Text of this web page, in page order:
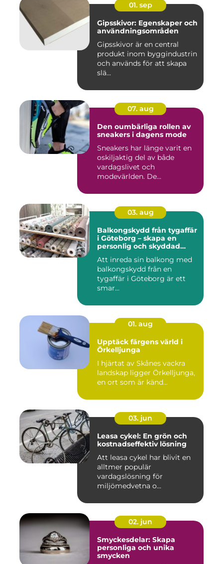
01. sep
Gipsskivor: Egenskaper och
användningsområden
Gipsskivor är en central
produkt inom byggindustrin
och används för att skapa
slä...
07. aug
Den oumbärliga rollen av
sneakers i dagens mode
Sneakers har länge varit en
oskiljaktig del av både
vardagslivet och
modevärlden. De...
03. aug
Balkongskydd från tygaffär
i Göteborg – skapa en
personlig och skyddad
Att inreda sin balkong med
balkongskydd från en
tygaffär i Göteborg är ett
smar...
01. aug
Upptäck färgens värld i
Örkelljunga
I hjärtat av Skånes vackra
landskap ligger Örkelljunga,
en ort som är känd...
03. jun
Leasa cykel: En grön och
kostnadseffektiv lösning
Att leasa cykel har blivit en
alltmer populär
vardagslösning för
miljömedvetna o...
02. jun
Smyckesdelar: Skapa
personliga och unika
smycken